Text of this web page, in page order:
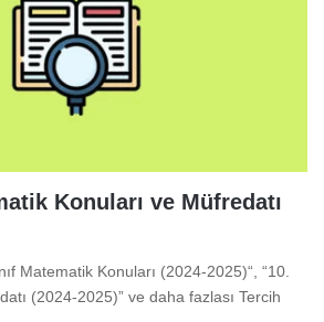
Konuları ve Müfredatı
Matematik Konuları (2024-2025)“, “10.
(2024-2025)” ve daha fazlası Tercih